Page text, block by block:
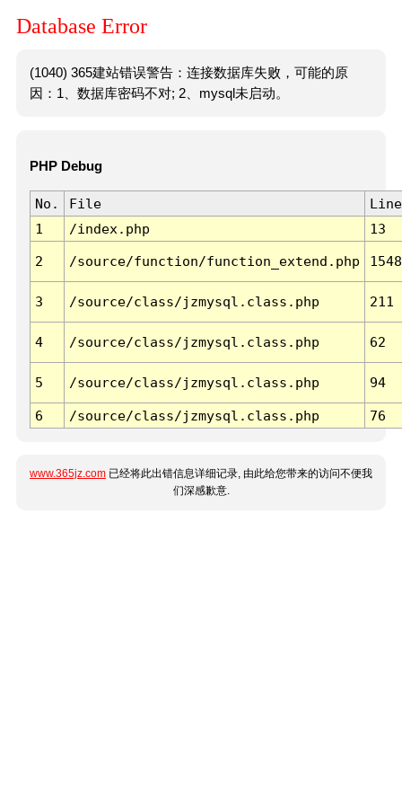
Database Error
(1040) 365建站错误警告：连接数据库失败，可能的原
因：1、数据库密码不对; 2、mysql未启动。
PHP Debug
No. File
Line
1
/index.php 13
2 /source/function/function_extend.php 1548
3 /source/class/jzmysql.class.php 211
4 /source/class/jzmysql.class.php 62
5 /source/class/jzmysql.class.php 94
6 /source/class/jzmysql.class.php 76
www.365jz.com 已经将此出错信息详细记录, 由此给您带来的访问不便我
们深感歉意.